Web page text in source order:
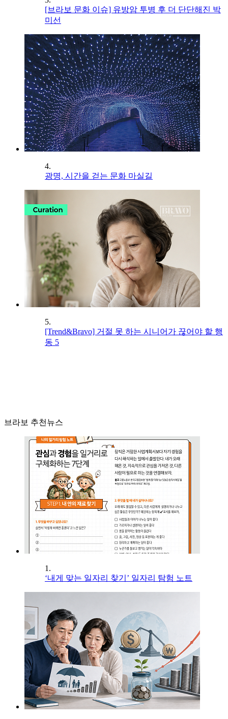
[브라보 문화 이슈] 유방암 투병 후 더 단단해진 박
미선
4.
광명, 시간을 걷는 문화 마실길
5.
[Trend&Bravo] 거절 못 하는 시니어가 끊어야 할 행
동 5
브라보 추천뉴스
1.
‘내게 맞는 일자리 찾기’ 일자리 탐험 노트